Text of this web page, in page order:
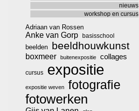
nieuws
workshop en cursus
Adriaan van Rossen
Anke van Gorp basisschool
beelden beeldhouwkunst
boxmeer buitenexpositie collages
cursus expositie
expositie weven fotografie
fotowerken